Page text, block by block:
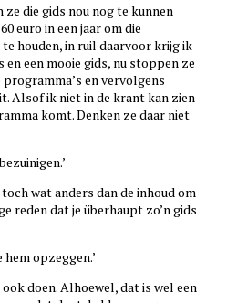
gids nou nog te kunnen
euro in een jaar om die
houden, in ruil daarvoor krijg ik
en een mooie gids, nu stoppen ze
en vervolgens
Alsof ik niet in de krant kan zien
komt. Denken ze daar niet
wat anders dan de inhoud om
reden dat je überhaupt zo’n gids
opzeggen.’
doen. Alhoewel, dat is wel een